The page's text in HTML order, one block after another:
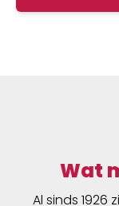
Wat
Al sinds 1926